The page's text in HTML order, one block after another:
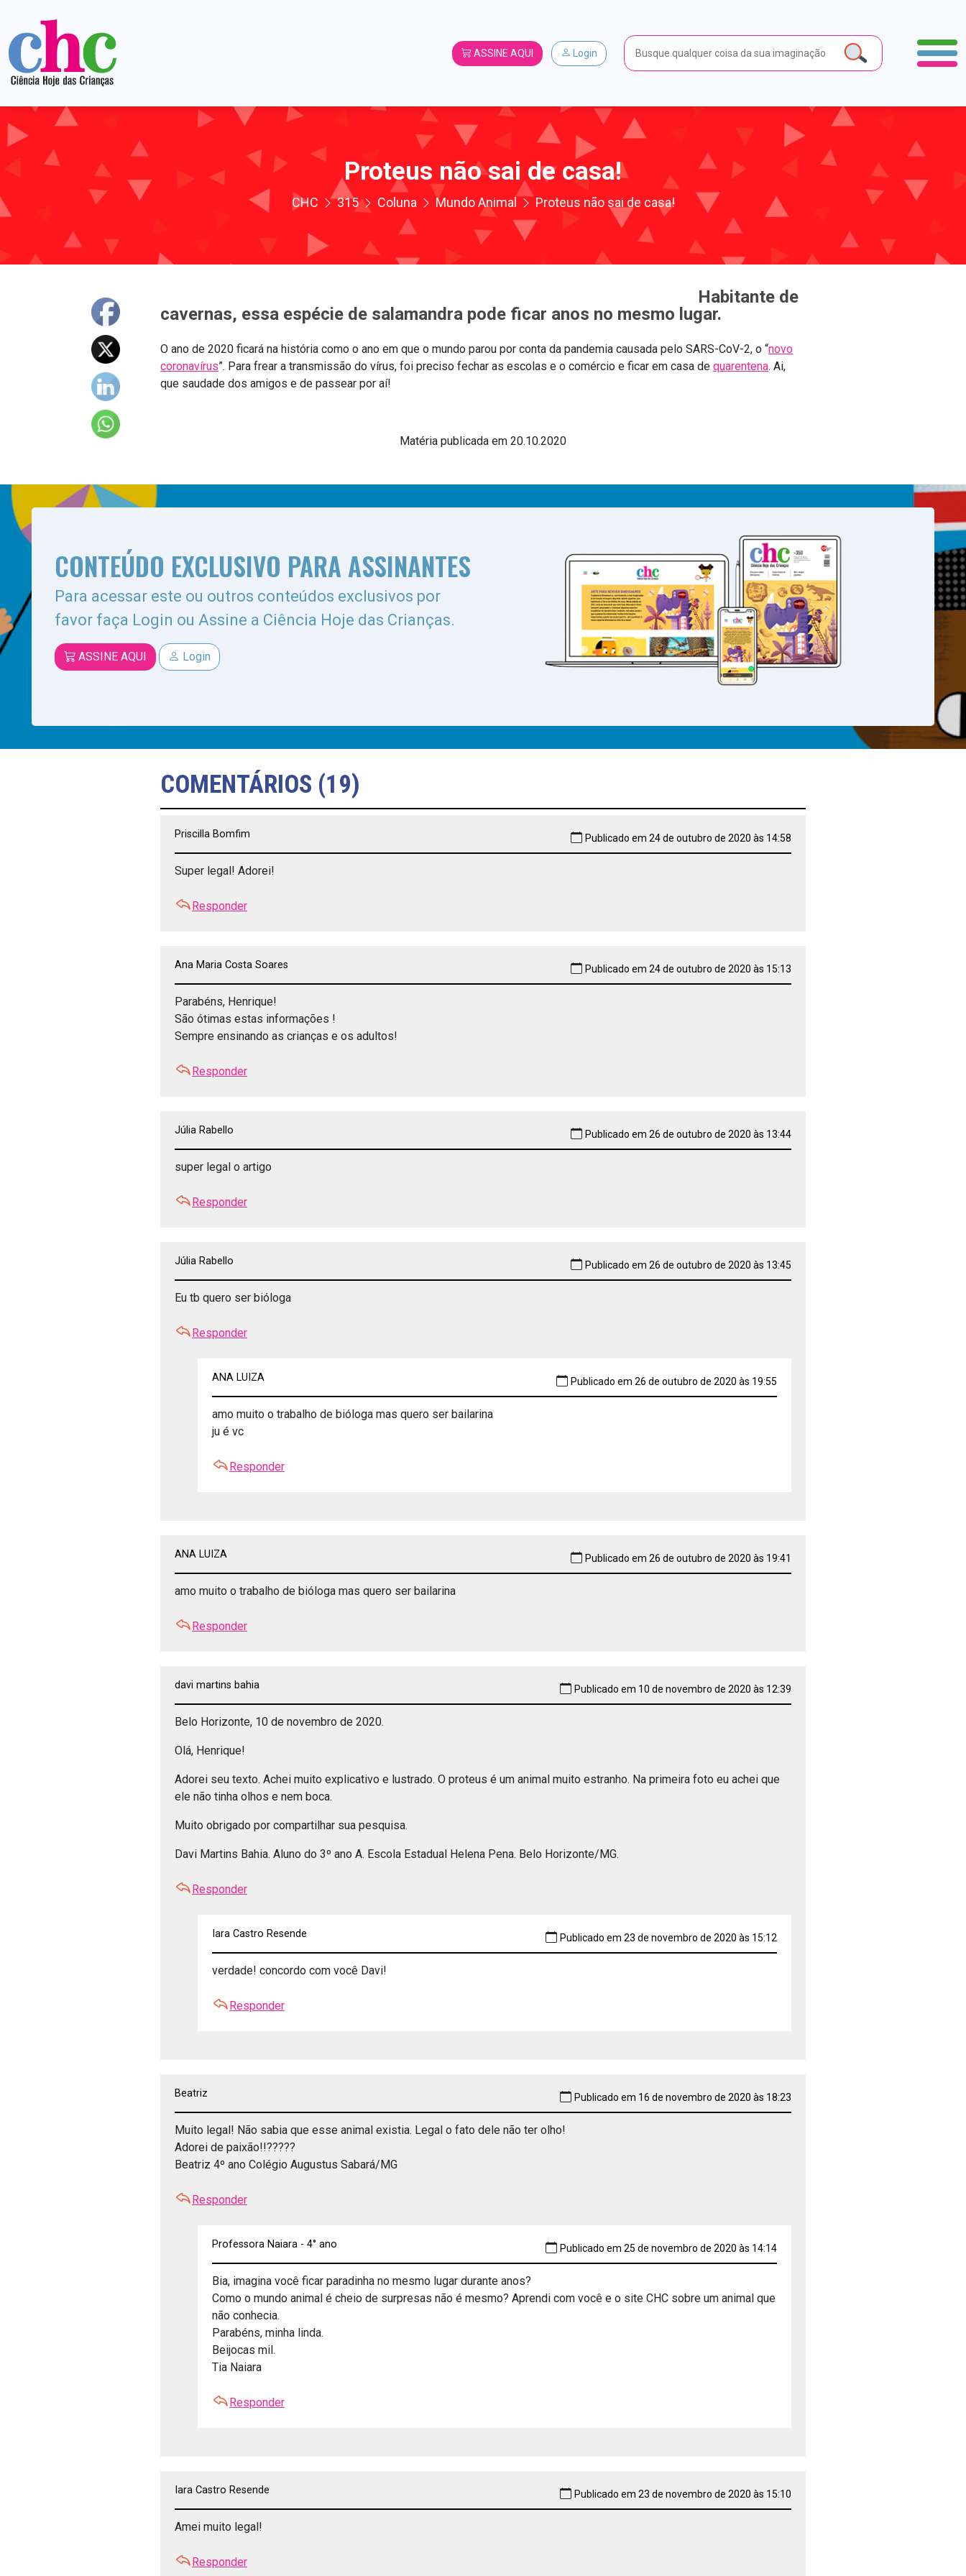
ASSINE AQUI Login
Proteus não sai de casa!
CHC 315 Coluna Mundo Animal Proteus não sai de casa!
Habitante de
cavernas, essa espécie de salamandra pode ficar anos no mesmo lugar.
O ano de 2020 ficará na história como o ano em que o mundo parou por conta da pandemia causada pelo SARS-CoV-2, o “novo
coronavírus”. Para frear a transmissão do vírus, foi preciso fechar as escolas e o comércio e ficar em casa de quarentena. Ai,
que saudade dos amigos e de passear por aí!
Matéria publicada em 20.10.2020
CONTEÚDO EXCLUSIVO PARA ASSINANTES
Para acessar este ou outros conteúdos exclusivos por
favor faça Login ou Assine a Ciência Hoje das Crianças.
ASSINE AQUI Login
COMENTÁRIOS (19)
Priscilla Bomfim Publicado em 24 de outubro de 2020 às 14:58
Super legal! Adorei!
Responder
Ana Maria Costa Soares Publicado em 24 de outubro de 2020 às 15:13
Parabéns, Henrique!
São ótimas estas informações !
Sempre ensinando as crianças e os adultos!
Responder
Júlia Rabello Publicado em 26 de outubro de 2020 às 13:44
super legal o artigo
Responder
Júlia Rabello Publicado em 26 de outubro de 2020 às 13:45
Eu tb quero ser bióloga
Responder
ANA LUIZA Publicado em 26 de outubro de 2020 às 19:55
amo muito o trabalho de bióloga mas quero ser bailarina
ju é vc
Responder
ANA LUIZA Publicado em 26 de outubro de 2020 às 19:41
amo muito o trabalho de bióloga mas quero ser bailarina
Responder
davi martins bahia Publicado em 10 de novembro de 2020 às 12:39
Belo Horizonte, 10 de novembro de 2020.
Olá, Henrique!
Adorei seu texto. Achei muito explicativo e lustrado. O proteus é um animal muito estranho. Na primeira foto eu achei que
ele não tinha olhos e nem boca.
Muito obrigado por compartilhar sua pesquisa.
Davi Martins Bahia. Aluno do 3º ano A. Escola Estadual Helena Pena. Belo Horizonte/MG.
Responder
Iara Castro Resende Publicado em 23 de novembro de 2020 às 15:12
verdade! concordo com você Davi!
Responder
Beatriz Publicado em 16 de novembro de 2020 às 18:23
Muito legal! Não sabia que esse animal existia. Legal o fato dele não ter olho!
Adorei de paixão!!?????
Beatriz 4º ano Colégio Augustus Sabará/MG
Responder
Professora Naiara - 4° ano Publicado em 25 de novembro de 2020 às 14:14
Bia, imagina você ficar paradinha no mesmo lugar durante anos?
Como o mundo animal é cheio de surpresas não é mesmo? Aprendi com você e o site CHC sobre um animal que
não conhecia.
Parabéns, minha linda.
Beijocas mil.
Tia Naiara
Responder
Iara Castro Resende Publicado em 23 de novembro de 2020 às 15:10
Amei muito legal!
Responder